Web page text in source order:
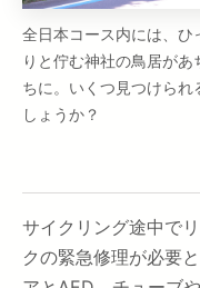
全日本コース内には、ひ
りと佇む神社の鳥居があ
ちに。いくつ見つけられ
しょうか？
サイクリング途中で
クの緊急修理が必要